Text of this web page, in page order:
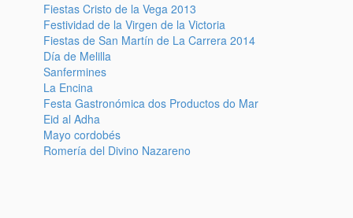
Fiestas Cristo de la Vega 2013
Festividad de la Virgen de la Victoria
Fiestas de San Martín de La Carrera 2014
Día de Melilla
Sanfermines
La Encina
Festa Gastronómica dos Productos do Mar
Eid al Adha
Mayo cordobés
Romería del Divino Nazareno